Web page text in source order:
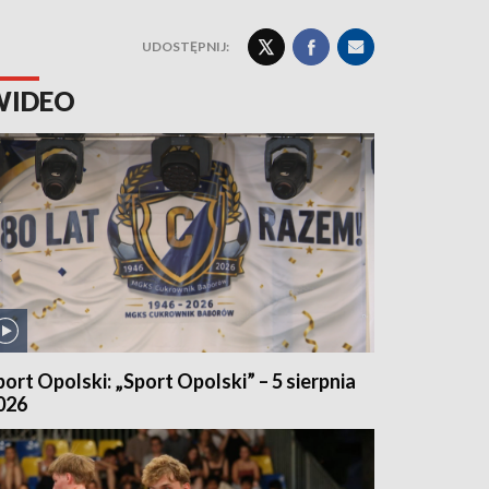
UDOSTĘPNIJ:
Opolski: „Sport Opolski” – 5 sierpnia